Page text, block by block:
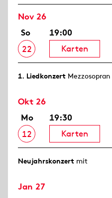
Nov 26
So
22
19:00
Karten
1. Lied­konzert Mezzosopran
Okt 26
Mo
12
19:30
Karten
Neujahrs­konzert mit
Jan 27